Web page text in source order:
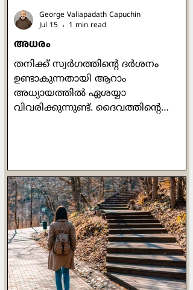
ക്രൂശിതരൂപം ഇപ്ര
അധരം
തനിക്ക് സ്വർഗത്തിന്റെ ദർശനം
ഉണ്ടാകുന്നതായി ആറാം
അധ്യായത്തിൽ ഏശയ്യാ
വിവരിക്കുന്നുണ്ട്. ദൈവത്തിൻ്റെ
മധ്യേ വസിക്കുന്നവനും ആകുന്നു"
എന്ന് പ്രവാചകൻ വിലപിക്കുന്നു.
"ഞാൻ അശുദ്ധമായ അധരങ്ങൾ
ഉള്ളവനും അശുദ്ധമായ
അധരങ്ങളുള്ളവരുടെ മധ്യേ
വസിക്കുന്നവനും" എന്നതുകൊണ്ട്
എന്താണ് അർത്ഥമാക്കുന്നത് എന്ന്
ഞാൻ പലപ്പോഴും ആശ്ചര്യപ്പെട്ടിരുന്നു.
George Valiapadath Capuchin
Jul 15
1 min read